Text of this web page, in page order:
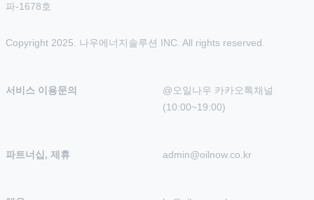
파-1678호
Copyright 2025. 나우에너지솔루션 INC. All rights reserved.
서비스 이용문의
@오일나우 카카오톡채널
(10:00~19:00)
파트너십, 제휴 admin@oilnow.co.kr